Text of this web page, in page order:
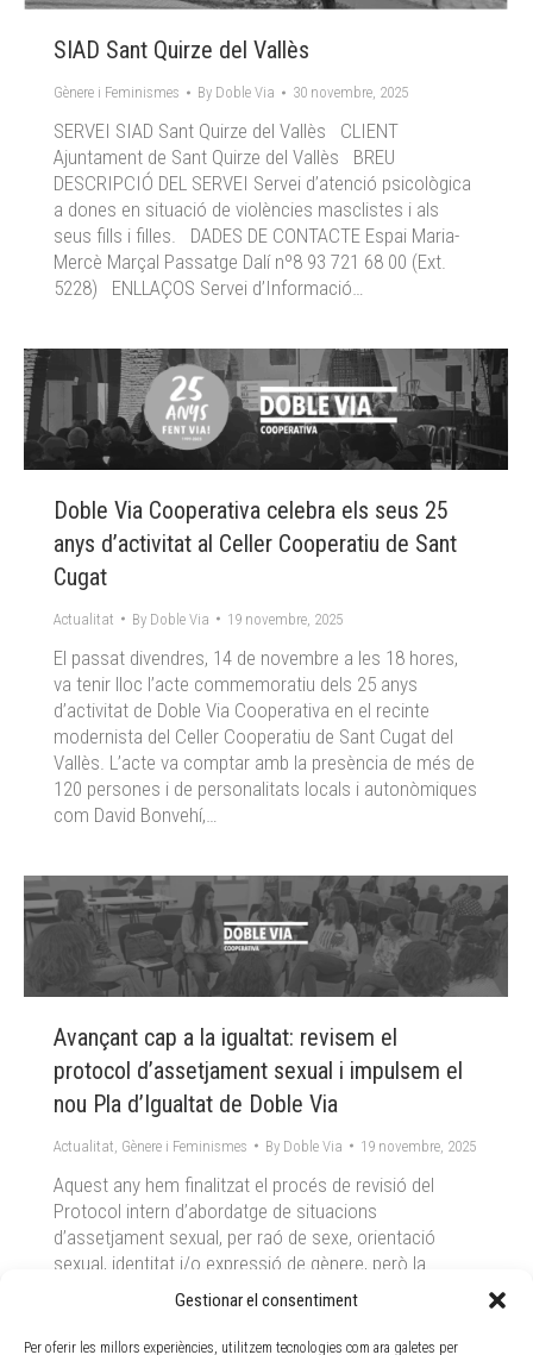
Gestionar el consentiment
Per oferir les millors experiències, utilitzem tecnologies com ara galetes per
SIAD Sant Quirze del Vallès
Gènere i Feminismes By Doble Via 30 novembre, 2025
SERVEI SIAD Sant Quirze del Vallès CLIENT
Ajuntament de Sant Quirze del Vallès BREU
DESCRIPCIÓ DEL SERVEI Servei d’atenció psicològica
a dones en situació de violències masclistes i als
seus fills i filles. DADES DE CONTACTE Espai Maria-
Mercè Marçal Passatge Dalí nº8 93 721 68 00 (Ext.
5228) ENLLAÇOS Servei d’Informació…
Doble Via Cooperativa celebra els seus 25
anys d’activitat al Celler Cooperatiu de Sant
Cugat
Actualitat By Doble Via 19 novembre, 2025
El passat divendres, 14 de novembre a les 18 hores,
va tenir lloc l’acte commemoratiu dels 25 anys
d’activitat de Doble Via Cooperativa en el recinte
modernista del Celler Cooperatiu de Sant Cugat del
Vallès. L’acte va comptar amb la presència de més de
120 persones i de personalitats locals i autonòmiques
com David Bonvehí,…
Avançant cap a la igualtat: revisem el
protocol d’assetjament sexual i impulsem el
nou Pla d’Igualtat de Doble Via
Actualitat Gènere i Feminismes By Doble Via 19 novembre, 2025
Aquest any hem finalitzat el procés de revisió del
Protocol intern d’abordatge de situacions
d’assetjament sexual, per raó de sexe, orientació
sexual, identitat i/o expressió de gènere, però la
nostra tasca de revisió interna i drets laborals en
iniciarem la redacció del nou Pla d’Igualtat d’empresa.